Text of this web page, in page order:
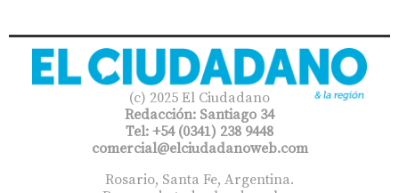
(c) 2025 El Ciudadano
Redacción: Santiago 34
Tel: +54 (0341) 238 9448
comercial@elciudadanoweb.com​
Rosario, Santa Fe, Argentina.